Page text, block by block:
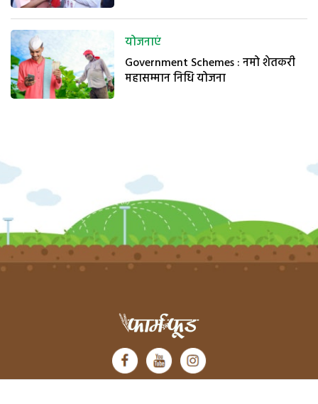
योजनाएं
Government Schemes : नमो शेतकरी
महासम्मान निधि योजना